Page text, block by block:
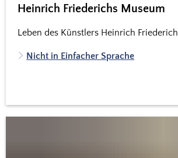
Heinrich Friederichs Museum
Leben des Künstlers Heinrich Friederich
Nicht in Einfacher Sprache